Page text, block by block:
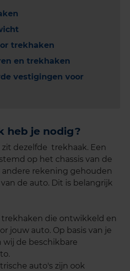
trekhaken
en trekhaken
vestigingen voor
heb je nodig?
dezelfde trekhaak. Een
op het chassis van de
rekening gehouden
de auto. Dit is belangrijk
die ontwikkeld en
jouw auto. Op basis van je
de beschikbare
auto's zijn ook